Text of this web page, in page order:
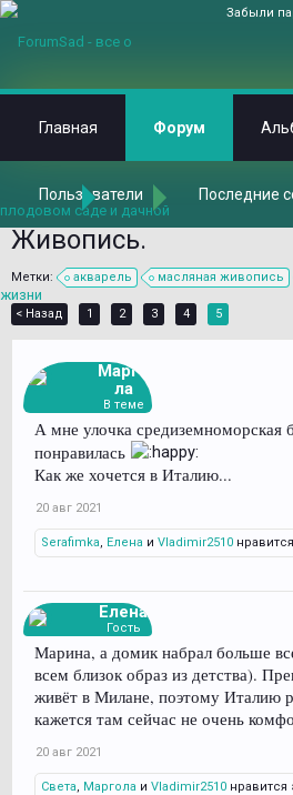
Главная Форум
Общаемся на
Живопись.
Метки: акварель масляная живопись
< Назад 1 2 3 4 5
Марго
ла
В теме
А мне улочка средиземноморская
понравилась
Как же хочется в Италию...
20 авг 2021
Serafimka, Елена и Vladimir2510
Елена
Гость
Марина, а домик набрал больше
всем близок образ из детства).
живёт в Милане, поэтому Италию
кажется там сейчас не очень
20 авг 2021
Света, Маргола и Vladimir2510 нравится
Забыли
Главная Форум
Пользователи Последние